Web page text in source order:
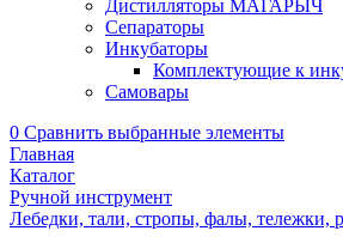
Дистилляторы МАГАРЫЧ
Сепараторы
Инкубаторы
Комплектующие к
Самовары
0 Сравнить выбранные элементы
Главная
Каталог
Ручной инструмент
Лебедки, тали, стропы, фалы, тележки,